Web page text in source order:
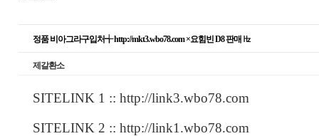
정품 비아그라구입처╅ http://mkt3.wbo78.com ×요힘빈 D8 판매 ㎐
제갈환소
SITELINK 1 :: http://link3.wbo78.com
SITELINK 2 :: http://link1.wbo78.com